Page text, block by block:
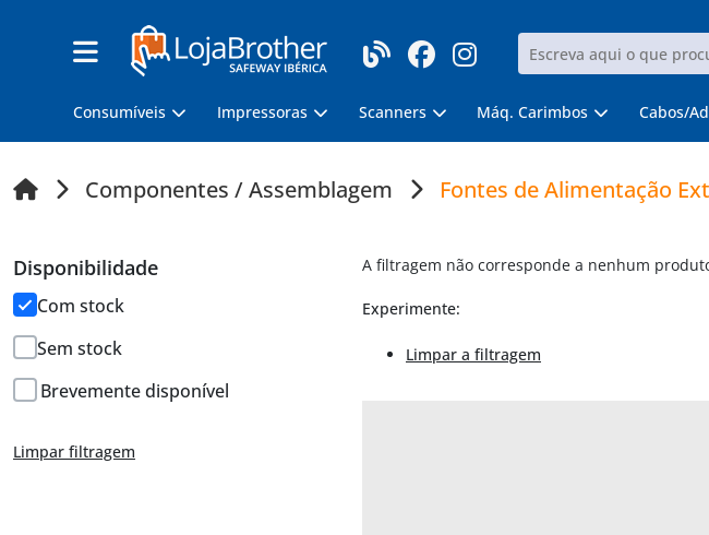
Consumíveis Impressoras Scanners Máq. Carimbos Cabos/
Componentes / Assemblagem Fontes de Alimentação
Disponibilidade
Com stock
Sem stock
Brevemente disponível
Limpar filtragem
A filtragem não corresponde a nenhum
Experimente:
Limpar a filtragem